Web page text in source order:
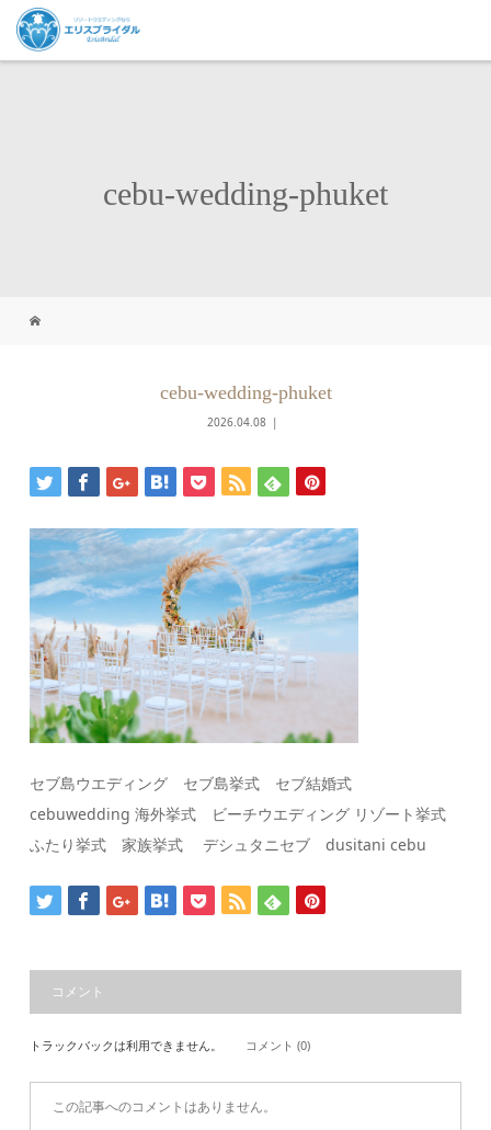
cebu-wedding-phuket
cebu-wedding-phuket
2026.04.08
セブ島ウエディング セブ島挙式 セブ結婚式
cebuwedding 海外挙式 ビーチウエディング リゾート挙式
ふたり挙式 家族挙式 デシュタニセブ dusitani cebu
コメント
トラックバックは利用できません。 コメント (0)
この記事へのコメントはありません。